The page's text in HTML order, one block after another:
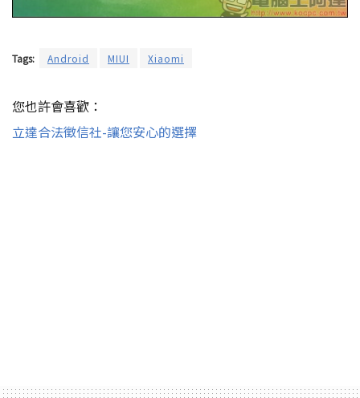
Tags: Android MIUI Xiaomi
您也許會喜歡：
立達合法徵信社-讓您安心的選擇